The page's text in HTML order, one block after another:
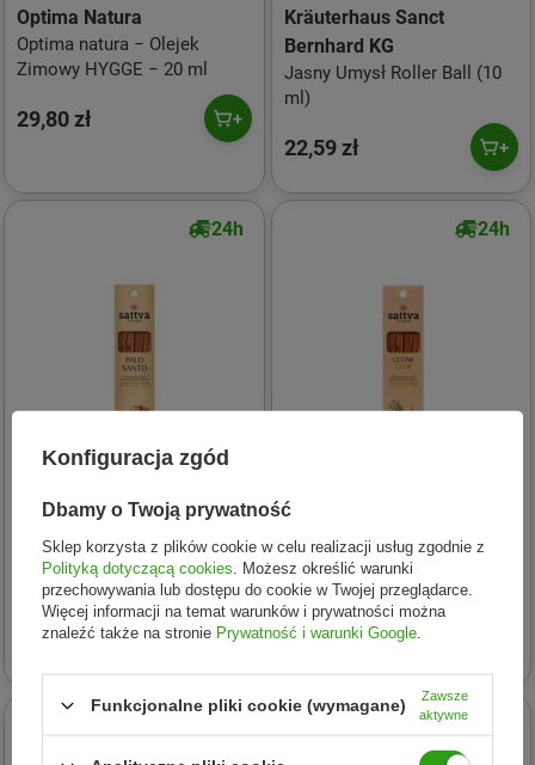
Optima Natura
Optima natura − Olejek
Zimowy HYGGE − 20 ml
29,80 zł
Kräuterhaus Sanct
Bernhard KG
Jasny Umysł Roller Ball (10
ml)
22,59 zł
24h
Sattva
Sattva - Natural Indian
Incense naturalne indyjskie
kadzidełko Palo Santo 15szt
17,69 zł
24h
Sattva
Natural Indian Incense
naturalne indyjskie
kadzidełko Cedr 15szt
9,99 zł
24h
Konfiguracja zgód
Dbamy o Twoją prywatność
Sklep korzysta z plików cookie w celu realizacji usług zgodnie z
Polityką dotyczącą cookies . Możesz określić warunki
przechowywania lub dostępu do cookie w Twojej przeglądarce.
Więcej informacji na temat warunków i prywatności można
znaleźć także na stronie Prywatność i warunki Google
Funkcjonalne pliki cookie (wymagane)
Zawsze
aktywne